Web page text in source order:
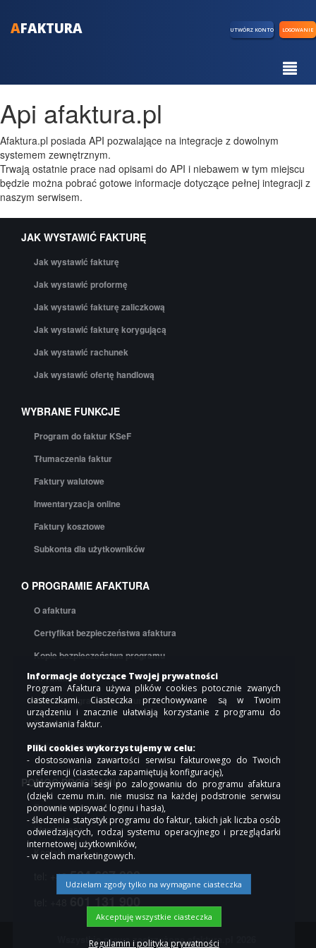
AFAKTURA UTWÓRZ KONTO LOGOWANIE
Api afaktura.pl
Afaktura.pl posiada API pozwalające na integracje z dowolnym
systemem zewnętrznym.
Trwają ostatnie prace nad opisami do API i niebawem w tym miejscu
będzie można pobrać gotowe informacje dotyczące pełnej integracji z
naszym serwisem.
JAK WYSTAWIĆ FAKTURĘ
Jak wystawić fakturę
Jak wystawić proformę
Jak wystawić fakturę zaliczkową
Jak wystawić fakturę korygującą
Jak wystawić rachunek
Jak wystawić ofertę handlową
WYBRANE FUNKCJE
Program do faktur KSeF
Tłumaczenia faktur
Faktury walutowe
Inwentaryzacja online
Faktury kosztowe
Subkonta dla użytkowników
O PROGRAMIE AFAKTURA
O afaktura
Certyfikat bezpieczeństwa afaktura
Kopie bezpieczeństwa programu
API afaktura
Cennik programu do faktur
Regulamin
Polityka prywatności
POMOC PROGRAMU
Pomoc online
Współpraca
Kontakt
tel: +48504 667 000
Wszystkie prawa zastrzeżoneafaktura.pl
Informacje dotyczące Twojej prywatności
Program Afaktura używa plików cookies potocznie zwanych
ciasteczkami. Ciasteczka przechowywane są w Twoim
urządzeniu i znacznie ułatwiają korzystanie z programu do
wystawiania faktur.
Pliki cookies wykorzystujemy w celu:
- dostosowania zawartości serwisu fakturowego do Twoich
preferencji (ciasteczka zapamiętują konfigurację),
- utrzymywania sesji po zalogowaniu do programu afaktura
(dzięki czemu m.in. nie musisz na każdej podstronie serwisu
ponownie wpisywać loginu i hasła),
- śledzenia statystyk programu do faktur, takich jak liczba osób
odwiedzających, rodzaj systemu operacyjnego i przeglądarki
internetowej użytkowników,
- w celach marketingowych.
Udzielam zgody tylko na wymagane ciasteczka
Akceptuję wszystkie ciasteczka
Regulamin i polityka prywatności